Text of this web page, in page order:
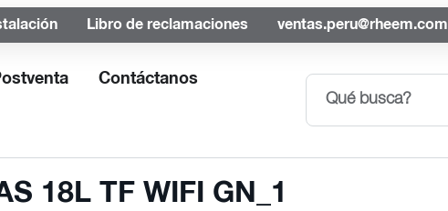
Libro de reclamaciones ventas.peru@rheem.com
Contáctanos
18L TF WIFI GN_1